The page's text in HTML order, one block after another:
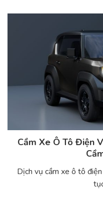
Cầm Xe Ô Tô Điện
Dịch vụ cầm xe ô tô